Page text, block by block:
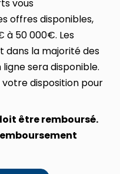
vous
offres disponibles,
à 50 000€. Les
dans la majorité des
ligne sera disponible.
disposition pour
être remboursé.